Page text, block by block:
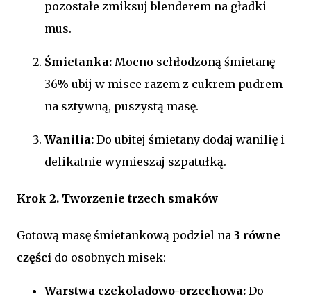
pozostałe zmiksuj blenderem na gładki
mus.
Śmietanka: Mocno schłodzoną śmietanę
36% ubij w misce razem z cukrem pudrem
na sztywną, puszystą masę.
Wanilia: Do ubitej śmietany dodaj wanilię i
delikatnie wymieszaj szpatułką.
Krok 2. Tworzenie trzech smaków
Gotową masę śmietankową podziel na 3 równe
części do osobnych misek:
Warstwa czekoladowo-orzechowa: Do